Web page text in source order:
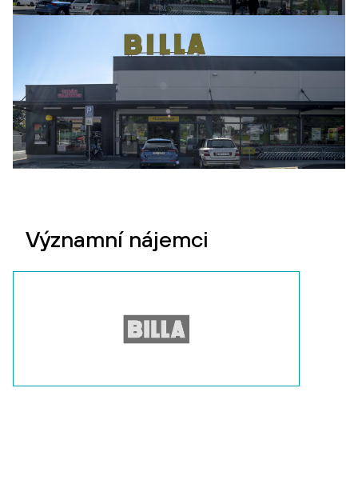
Významní nájemci